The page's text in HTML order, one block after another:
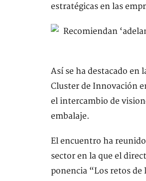
estratégicas en las
Así se ha destacado en
Cluster de Innovación
el intercambio de
embalaje.
El encuentro ha
sector en la que el
ponencia “Los retos de